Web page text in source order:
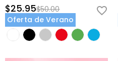
$25.95$50.00
Oferta de Verano